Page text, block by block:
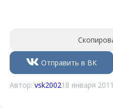
Отправить в ВК
Автор:vsk200218 января